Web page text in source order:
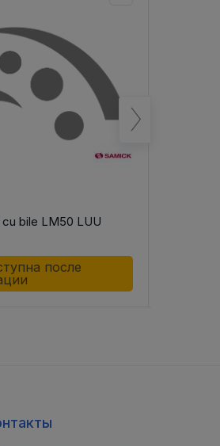
cu bile LM50 LUU
после